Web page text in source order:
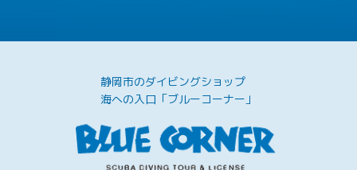
静岡市のダイビングショップ
海への入口「ブルーコーナー」